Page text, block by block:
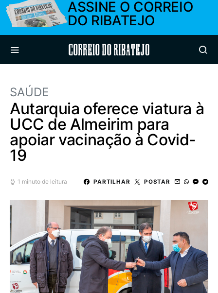
ASSINE O CORREIO
DO RIBATEJO
Correio do Ribatejo
SAÚDE
Autarquia oferece viatura à
UCC de Almeirim para
apoiar vacinação à Covid-
19
1 minuto de leitura PARTILHAR POSTAR